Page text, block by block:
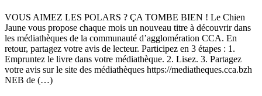
VOUS AIMEZ LES POLARS ? ÇA TOMBE BIEN ! Le Chien
Jaune vous propose chaque mois un nouveau titre à découvrir dans
les médiathèques de la communauté d’agglomération CCA. En
retour, partagez votre avis de lecteur. Participez en 3 étapes : 1.
Empruntez le livre dans votre médiathèque. 2. Lisez. 3. Partagez
votre avis sur le site des médiathèques https://mediatheques.cca.bzh
NEB de (…)